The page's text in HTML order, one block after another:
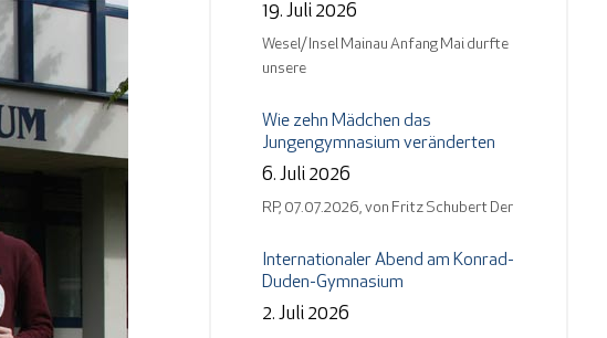
19. Juli 2026
Wesel/ Insel Mainau Anfang Mai durfte
unsere
Wie zehn Mädchen das
Jungengymnasium veränderten
6. Juli 2026
RP, 07.07.2026, von Fritz Schubert Der
Internationaler Abend am Konrad-
Duden-Gymnasium
2. Juli 2026